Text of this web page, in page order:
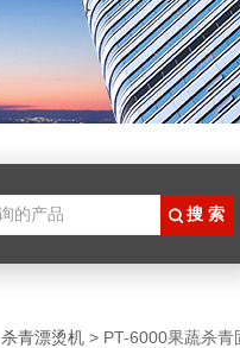
杀青漂烫机 > PT-6000果蔬杀青